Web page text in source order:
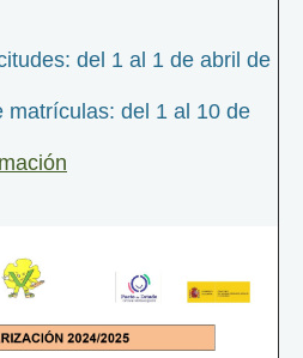
del 1 al 1 de abril de
matrículas: del 1 al 10 de